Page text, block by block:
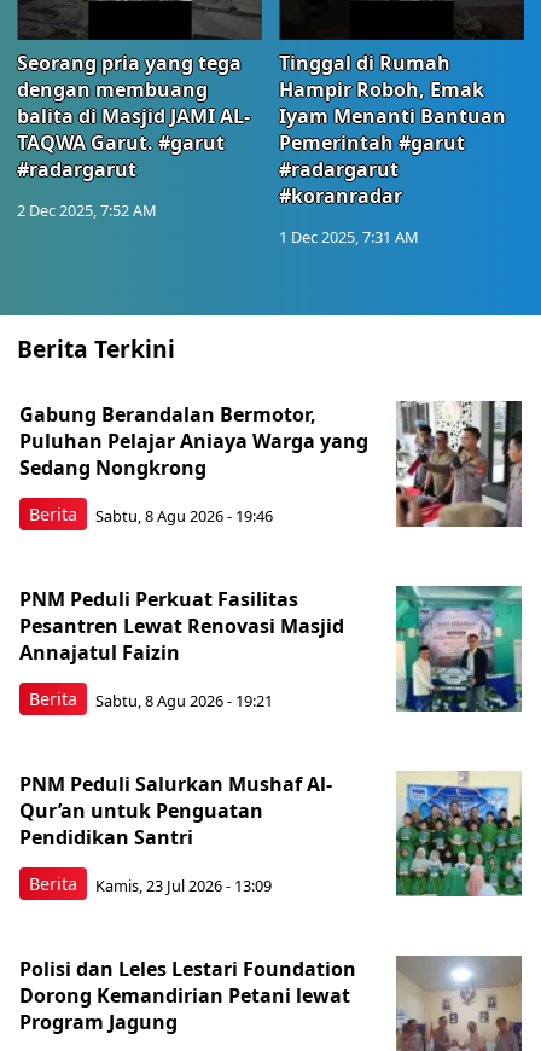
Seorang pria yang tega
dengan membuang
balita di Masjid JAMI AL-
TAQWA Garut. #garut
#radargarut
2 Dec 2025, 7:52 AM
Tinggal di Rumah
Hampir Roboh, Emak
Iyam Menanti Bantuan
Pemerintah #garut
#radargarut
#koranradar
1 Dec 2025, 7:31 AM
Berita Terkini
Berita
Gabung Berandalan Bermotor,
Puluhan Pelajar Aniaya Warga yang
Sedang Nongkrong
Sabtu, 8 Agu 2026 - 19:46
Berita
PNM Peduli Perkuat Fasilitas
Pesantren Lewat Renovasi Masjid
Annajatul Faizin
Sabtu, 8 Agu 2026 - 19:21
Berita
PNM Peduli Salurkan Mushaf Al-
Qur’an untuk Penguatan
Pendidikan Santri
Kamis, 23 Jul 2026 - 13:09
Polisi dan Leles Lestari Foundation
Dorong Kemandirian Petani lewat
Program Jagung